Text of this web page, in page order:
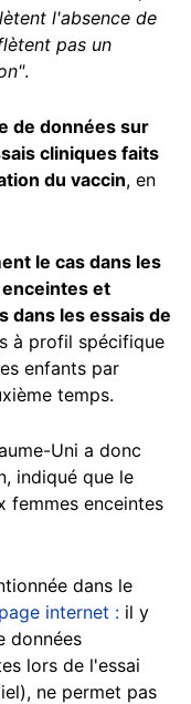
l'absence de
pas un
.
de données sur
cliniques faits
du vaccin, en
le cas dans les
et
dans les essais de
à profil spécifique
enfants par
temps.
Uni a donc
indiqué que le
femmes enceintes
dans le
internet : il y
données
lors de l'essai
ne permet pas